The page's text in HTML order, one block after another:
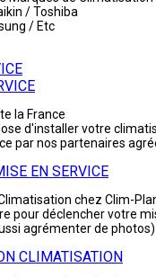
/ Toshiba
/ Etc
la France
d'installer votre
par nos partenaires
EN SERVICE
chez Clim-
pour déclencher votre
agrémenter de photos)
CLIMATISATION